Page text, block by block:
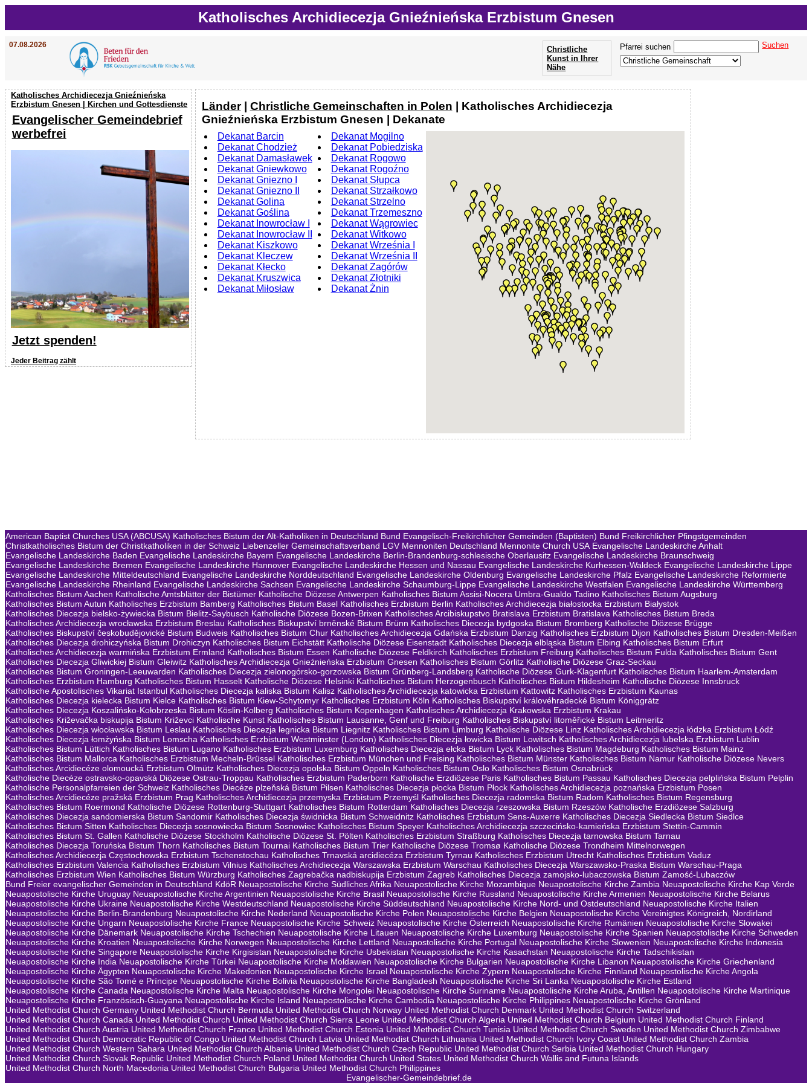
Katholisches Archidiecezja Gnieźnieńska Erzbistum Gnesen
07.08.2026 Pfarrei suchen Suchen
Christliche
Kunst in Ihrer
Nähe
Katholisches Archidiecezja Gnieźnieńska
Erzbistum Gnesen | Kirchen und Gottesdienste
Evangelischer Gemeindebrief
werbefrei
Jetzt spenden!
Jeder Beitrag zählt
Länder| Christliche Gemeinschaften in Polen | Katholisches Archidiecezja
Gnieźnieńska Erzbistum Gnesen | Dekanate
Dekanat Barcin
Dekanat Chodzież
Dekanat Damasławek
Dekanat Gniewkowo
Dekanat Gniezno I
Dekanat Gniezno II
Dekanat Golina
Dekanat Goślina
Dekanat Inowrocław I
Dekanat Inowrocław II
Dekanat Kiszkowo
Dekanat Kleczew
Dekanat Kłecko
Dekanat Kruszwica
Dekanat Miłosław
Dekanat Mogilno
Dekanat Pobiedziska
Dekanat Rogowo
Dekanat Rogoźno
Dekanat Słupca
Dekanat Strzałkowo
Dekanat Strzelno
Dekanat Trzemeszno
Dekanat Wągrowiec
Dekanat Witkowo
Dekanat Września I
Dekanat Września II
Dekanat Zagórów
Dekanat Złotniki
Dekanat Żnin
American Baptist Churches USA (ABCUSA) Katholisches Bistum der Alt-Katholiken in Deutschland Bund Evangelisch-Freikirchlicher Gemeinden (Baptisten) Bund Freikirchlicher Pfingstgemeinden
Christkatholisches Bistum der Christkatholiken in der Schweiz Liebenzeller Gemeinschaftsverband LGV Mennoniten Deutschland Mennonite Church USA Evangelische Landeskirche Anhalt
Evangelische Landeskirche Baden Evangelische Landeskirche Bayern Evangelische Landeskirche Berlin-Brandenburg-schlesische Oberlausitz Evangelische Landeskirche Braunschweig
Evangelische Landeskirche Bremen Evangelische Landeskirche Hannover Evangelische Landeskirche Hessen und Nassau Evangelische Landeskirche Kurhessen-Waldeck Evangelische Landeskirche Lippe
Evangelische Landeskirche Mitteldeutschland Evangelische Landeskirche Norddeutschland Evangelische Landeskirche Oldenburg Evangelische Landeskirche Pfalz Evangelische Landeskirche Reformierte
Evangelische Landeskirche Rheinland Evangelische Landeskirche Sachsen Evangelische Landeskirche Schaumburg-Lippe Evangelische Landeskirche Westfalen Evangelische Landeskirche Württemberg
Katholisches Bistum Aachen Katholische Amtsblätter der Bistümer Katholische Diözese Antwerpen Katholisches Bistum Assisi-Nocera Umbra-Gualdo Tadino Katholisches Bistum Augsburg
Katholisches Bistum Autun Katholisches Erzbistum Bamberg Katholisches Bistum Basel Katholisches Erzbistum Berlin Katholisches Archidiecezja białostocka Erzbistum Białystok
Katholisches Diecezja bielsko-żywiecka Bistum Bielitz-Saybusch Katholische Diözese Bozen-Brixen Katholisches Arcibiskupstvo Bratislava Erzbistum Bratislava Katholisches Bistum Breda
Katholisches Archidiecezja wrocławska Erzbistum Breslau Katholisches Biskupství brněnské Bistum Brünn Katholisches Diecezja bydgoska Bistum Bromberg Katholische Diözese Brügge
Katholisches Biskupství českobudějovické Bistum Budweis Katholisches Bistum Chur Katholisches Archidiecezja Gdańska Erzbistum Danzig Katholisches Erzbistum Dijon Katholisches Bistum Dresden-Meißen
Katholisches Diecezja drohiczyńska Bistum Drohiczyn Katholisches Bistum Eichstätt Katholische Diözese Eisenstadt Katholisches Diecezja elbląska Bistum Elbing Katholisches Bistum Erfurt
Katholisches Archidiecezja warmińska Erzbistum Ermland Katholisches Bistum Essen Katholische Diözese Feldkirch Katholisches Erzbistum Freiburg Katholisches Bistum Fulda Katholisches Bistum Gent
Katholisches Diecezja Gliwickiej Bistum Gleiwitz Katholisches Archidiecezja Gnieźnieńska Erzbistum Gnesen Katholisches Bistum Görlitz Katholische Diözese Graz-Seckau
Katholisches Bistum Groningen-Leeuwarden Katholisches Diecezja zielonogórsko-gorzowska Bistum Grünberg-Landsberg Katholische Diözese Gurk-Klagenfurt Katholisches Bistum Haarlem-Amsterdam
Katholisches Erzbistum Hamburg Katholisches Bistum Hasselt Katholische Diözese Helsinki Katholisches Bistum Herzogenbusch Katholisches Bistum Hildesheim Katholische Diözese Innsbruck
Katholische Apostolisches Vikariat Istanbul Katholisches Diecezja kaliska Bistum Kalisz Katholisches Archidiecezja katowicka Erzbistum Kattowitz Katholisches Erzbistum Kaunas
Katholisches Diecezja kielecka Bistum Kielce Katholisches Bistum Kiew-Schytomyr Katholisches Erzbistum Köln Katholisches Biskupství královéhradecké Bistum Königgrätz
Katholisches Diecezja Koszalińsko-Kołobrzeska Bistum Köslin-Kolberg Katholisches Bistum Kopenhagen Katholisches Archidiecezja Krakowska Erzbistum Krakau
Katholisches Križevačka biskupija Bistum Križevci Katholische Kunst Katholisches Bistum Lausanne, Genf und Freiburg Katholisches Biskupství litoměřické Bistum Leitmeritz
Katholisches Diecezja włocławska Bistum Leslau Katholisches Diecezja legnicka Bistum Liegnitz Katholisches Bistum Limburg Katholische Diözese Linz Katholisches Archidiecezja łódzka Erzbistum Łódź
Katholisches Diecezja łomżyńska Bistum Lomscha Katholisches Erzbistum Westminster (London) Katholisches Diecezja łowicka Bistum Lowitsch Katholisches Archidiecezja lubelska Erzbistum Lublin
Katholisches Bistum Lüttich Katholisches Bistum Lugano Katholisches Erzbistum Luxemburg Katholisches Diecezja ełcka Bistum Lyck Katholisches Bistum Magdeburg Katholisches Bistum Mainz
Katholisches Bistum Mallorca Katholisches Erzbistum Mecheln-Brüssel Katholisches Erzbistum München und Freising Katholisches Bistum Münster Katholisches Bistum Namur Katholische Diözese Nevers
Katholisches Arcidiecéze olomoucká Erzbistum Olmütz Katholisches Diecezja opolska Bistum Oppeln Katholisches Bistum Oslo Katholisches Bistum Osnabrück
Katholische Diecéze ostravsko-opavská Diözese Ostrau-Troppau Katholisches Erzbistum Paderborn Katholische Erzdiözese Paris Katholisches Bistum Passau Katholisches Diecezja pelplińska Bistum Pelplin
Katholische Personalpfarreien der Schweiz Katholisches Diecéze plzeňská Bistum Pilsen Katholisches Diecezja płocka Bistum Płock Katholisches Archidiecezja poznańska Erzbistum Posen
Katholisches Arcidiecéze pražská Erzbistum Prag Katholisches Archidiecezja przemyska Erzbistum Przemyśl Katholisches Diecezja radomska Bistum Radom Katholisches Bistum Regensburg
Katholisches Bistum Roermond Katholische Diözese Rottenburg-Stuttgart Katholisches Bistum Rotterdam Katholisches Diecezja rzeszowska Bistum Rzeszów Katholische Erzdiözese Salzburg
Katholisches Diecezja sandomierska Bistum Sandomir Katholisches Diecezja świdnicka Bistum Schweidnitz Katholisches Erzbistum Sens-Auxerre Katholisches Diecezja Siedlecka Bistum Siedlce
Katholisches Bistum Sitten Katholisches Diecezja sosnowiecka Bistum Sosnowiec Katholisches Bistum Speyer Katholisches Archidiecezja szczecińsko-kamieńska Erzbistum Stettin-Cammin
Katholisches Bistum St. Gallen Katholische Diözese Stockholm Katholische Diözese St. Pölten Katholisches Erzbistum Straßburg Katholisches Diecezja tarnowska Bistum Tarnau
Katholisches Diecezja Toruńska Bistum Thorn Katholisches Bistum Tournai Katholisches Bistum Trier Katholische Diözese Tromsø Katholische Diözese Trondheim Mittelnorwegen
Katholisches Archidiecezja Częstochowska Erzbistum Tschenstochau Katholisches Trnavská arcidiecéza Erzbistum Tyrnau Katholisches Erzbistum Utrecht Katholisches Erzbistum Vaduz
Katholisches Erzbistum Valencia Katholisches Erzbistum Vilnius Katholisches Archidiecezja Warszawska Erzbistum Warschau Katholisches Diecezja Warszawsko-Praska Bistum Warschau-Praga
Katholisches Erzbistum Wien Katholisches Bistum Würzburg Katholisches Zagrebačka nadbiskupija Erzbistum Zagreb Katholisches Diecezja zamojsko-lubaczowska Bistum Zamość-Lubaczów
Bund Freier evangelischer Gemeinden in Deutschland KdöR Neuapostolische Kirche Südliches Afrika Neuapostolische Kirche Mozambique Neuapostolische Kirche Zambia Neuapostolische Kirche Kap Verde
Neuapostolische Kirche Uruguay Neuapostolische Kirche Argentinien Neuapostolische Kirche Brasil Neuapostolische Kirche Russland Neuapostolische Kirche Armenien Neuapostolische Kirche Belarus
Neuapostolische Kirche Ukraine Neuapostolische Kirche Westdeutschland Neuapostolische Kirche Süddeutschland Neuapostolische Kirche Nord- und Ostdeutschland Neuapostolische Kirche Italien
Neuapostolische Kirche Berlin-Brandenburg Neuapostolische Kirche Nederland Neuapostolische Kirche Polen Neuapostolische Kirche Belgien Neuapostolische Kirche Vereinigtes Königreich, Nordirland
Neuapostolische Kirche Ungarn Neuapostolische Kirche France Neuapostolische Kirche Schweiz Neuapostolische Kirche Österreich Neuapostolische Kirche Rumänien Neuapostolische Kirche Slowakei
Neuapostolische Kirche Dänemark Neuapostolische Kirche Tschechien Neuapostolische Kirche Litauen Neuapostolische Kirche Luxemburg Neuapostolische Kirche Spanien Neuapostolische Kirche Schweden
Neuapostolische Kirche Kroatien Neuapostolische Kirche Norwegen Neuapostolische Kirche Lettland Neuapostolische Kirche Portugal Neuapostolische Kirche Slowenien Neuapostolische Kirche Indonesia
Neuapostolische Kirche Singapore Neuapostolische Kirche Kirgisistan Neuapostolische Kirche Usbekistan Neuapostolische Kirche Kasachstan Neuapostolische Kirche Tadschikistan
Neuapostolische Kirche India Neuapostolische Kirche Türkei Neuapostolische Kirche Moldawien Neuapostolische Kirche Bulgarien Neuapostolische Kirche Libanon Neuapostolische Kirche Griechenland
Neuapostolische Kirche Ägypten Neuapostolische Kirche Makedonien Neuapostolische Kirche Israel Neuapostolische Kirche Zypern Neuapostolische Kirche Finnland Neuapostolische Kirche Angola
Neuapostolische Kirche São Tomé e Príncipe Neuapostolische Kirche Bolivia Neuapostolische Kirche Bangladesh Neuapostolische Kirche Sri Lanka Neuapostolische Kirche Estland
Neuapostolische Kirche Canada Neuapostolische Kirche Malta Neuapostolische Kirche Mongolei Neuapostolische Kirche Suriname Neuapostolische Kirche Aruba, Antillen Neuapostolische Kirche Martinique
Neuapostolische Kirche Französisch-Guayana Neuapostolische Kirche Island Neuapostolische Kirche Cambodia Neuapostolische Kirche Philippines Neuapostolische Kirche Grönland
United Methodist Church Germany United Methodist Church Bermuda United Methodist Church Norway United Methodist Church Denmark United Methodist Church Switzerland
United Methodist Church Canada United Methodist Church United Methodist Church Sierra Leone United Methodist Church Algeria United Methodist Church Belgium United Methodist Church Finland
United Methodist Church Austria United Methodist Church France United Methodist Church Estonia United Methodist Church Tunisia United Methodist Church Sweden United Methodist Church Zimbabwe
United Methodist Church Democratic Republic of Congo United Methodist Church Latvia United Methodist Church Lithuania United Methodist Church Ivory Coast United Methodist Church Zambia
United Methodist Church Western Sahara United Methodist Church Albania United Methodist Church Czech Republic United Methodist Church Serbia United Methodist Church Hungary
United Methodist Church Slovak Republic United Methodist Church Poland United Methodist Church United States United Methodist Church Wallis and Futuna Islands
United Methodist Church North Macedonia United Methodist Church Bulgaria United Methodist Church Philippines
Evangelischer-Gemeindebrief.de